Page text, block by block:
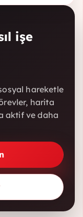
işe
hareketle
harita
aktif ve daha